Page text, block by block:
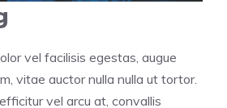
vel facilisis egestas, augue
vitae auctor nulla nulla ut tortor.
vel arcu at, convallis